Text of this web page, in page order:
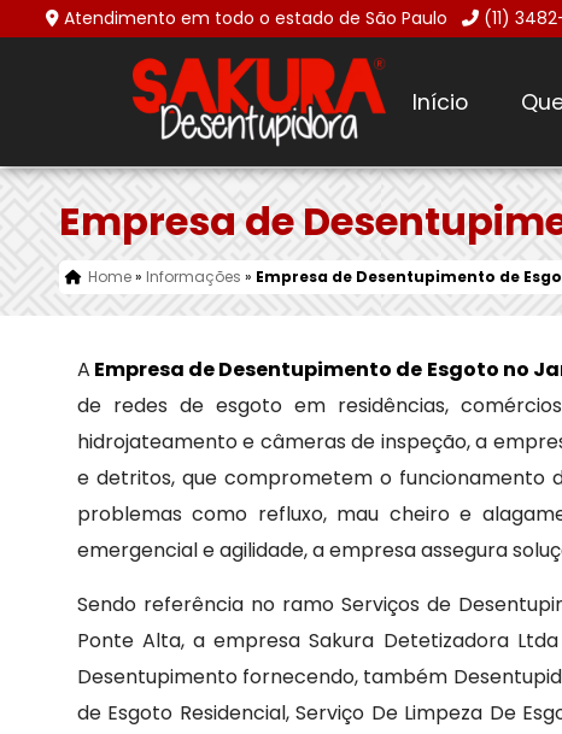
Atendimento em todo o estado de São Paulo (11)
Início
Empresa de
Home» Informações » Empresa de Desentupimento de
A Empresa de Desentupimento de Esgoto no
de redes de esgoto em residências,
hidrojateamento e câmeras de inspeção, a
e detritos, que comprometem o funcionamento
problemas como refluxo, mau cheiro e
emergencial e agilidade, a empresa assegura
Sendo referência no ramo Serviços de
Ponte Alta, a empresa Sakura Detetizadora
Desentupimento fornecendo, também
de Esgoto Residencial, Serviço De Limpeza De